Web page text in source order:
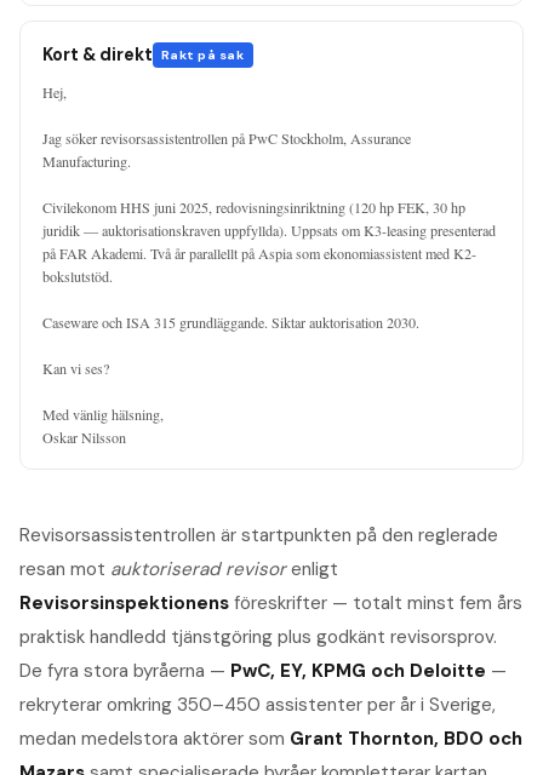
Kort & direkt Rakt på sak
Hej,
Jag söker revisorsassistentrollen på PwC Stockholm, Assurance
Manufacturing.
Civilekonom HHS juni 2025, redovisningsinriktning (120 hp FEK, 30 hp
juridik — auktorisationskraven uppfyllda). Uppsats om K3-leasing presenterad
på FAR Akademi. Två år parallellt på Aspia som ekonomiassistent med K2-
bokslutstöd.
Caseware och ISA 315 grundläggande. Siktar auktorisation 2030.
Kan vi ses?
Med vänlig hälsning,
Oskar Nilsson
Revisorsassistentrollen är startpunkten på den reglerade
resan mot auktoriserad revisorenligt
Revisorsinspektionens föreskrifter — totalt minst fem års
praktisk handledd tjänstgöring plus godkänt revisorsprov.
De fyra stora byråerna — PwC, EY, KPMG och Deloitte —
rekryterar omkring 350–450 assistenter per år i Sverige,
medan medelstora aktörer som Grant Thornton, BDO och